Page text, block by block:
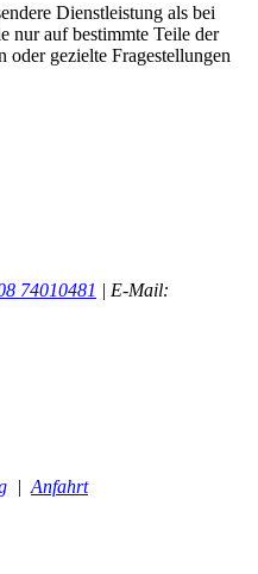
Dienstleistung als bei
nur auf bestimmte Teile der
gezielte Fragestellungen
74010481 | E-Mail:
|Anfahrt